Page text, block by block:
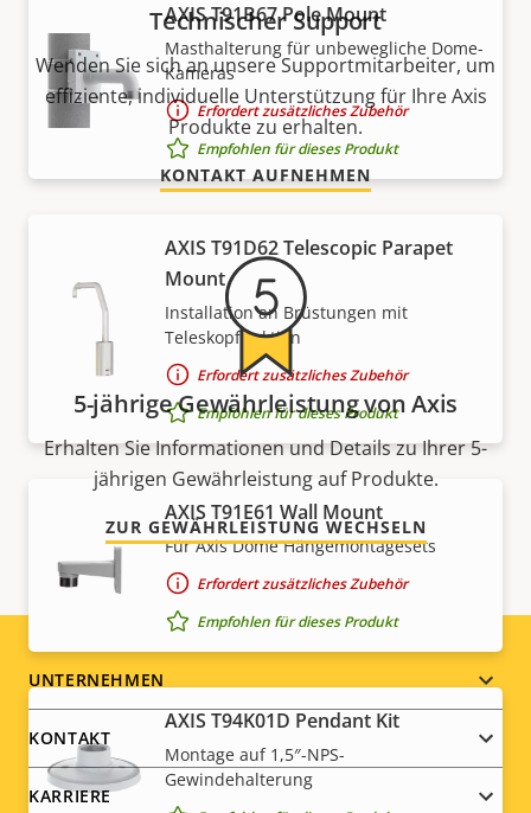
AXIS T91B67 Pole Mount
Masthalterung für unbewegliche Dome-
Kameras
Erfordert zusätzliches Zubehör
Empfohlen für dieses Produkt
AXIS T91D62 Telescopic Parapet
Mount
Installation an Brüstungen mit
Teleskopfunktion
Erfordert zusätzliches Zubehör
Empfohlen für dieses Produkt
AXIS T91E61 Wall Mount
Für Axis Dome Hängemontagesets
Erfordert zusätzliches Zubehör
Empfohlen für dieses Produkt
AXIS T94K01D Pendant Kit
Montage auf 1,5″-NPS-
Gewindehalterung
Technischer Support
Wenden Sie sich an unsere Supportmitarbeiter, um
effiziente, individuelle Unterstützung für Ihre Axis
Produkte zu erhalten.
KONTAKT AUFNEHMEN
5-jährige Gewährleistung von Axis
Erhalten Sie Informationen und Details zu Ihrer 5-
jährigen Gewährleistung auf Produkte.
ZUR GEWÄHRLEISTUNG WECHSELN
Footer
menu
UNTERNEHMEN
KONTAKT
KARRIERE